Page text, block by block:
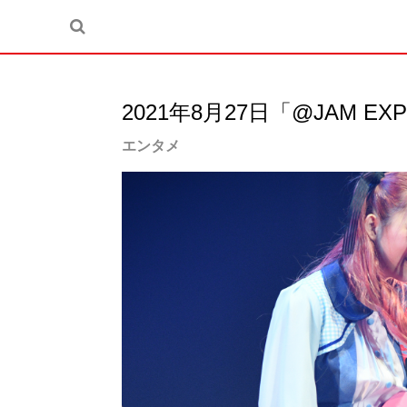
2021年8月27日「@JAM
エンタメ